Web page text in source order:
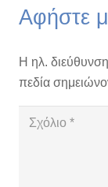
Αφήστε
Η ηλ.
πεδία